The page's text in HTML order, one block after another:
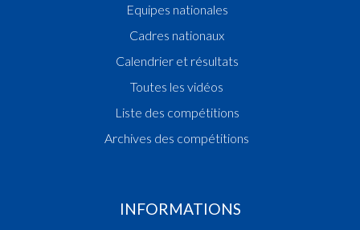
Equipes nationales
Cadres nationaux
Calendrier et résultats
Toutes les vidéos
Liste des compétitions
Archives des compétitions
INFORMATIONS